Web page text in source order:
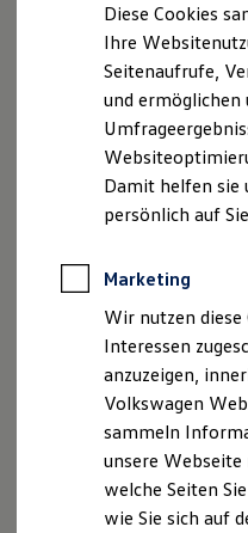
Behörden
Anpfiff zum
Elektromobilität
Elektroautos
ID. Tutorials
ID. EVERY1
Reichweite
Rekuperation
Laden
Laden
Batterie
Sicherheit
Technologie
Kosten und Kauf
Der neue ID.3
So geht neu. Klar im
Entdecken Sie jetzt
Mehr zum ID.3 Neo
Diese Cookies
Ihre
Seitenaufrufe,
und ermöglichen
Damit helfen sie
persönlich auf
Marketing
Wir nutzen
Interessen
anzuzeigen,
Volkswagen
sammeln
unsere
welche Seiten
wie Sie sich auf